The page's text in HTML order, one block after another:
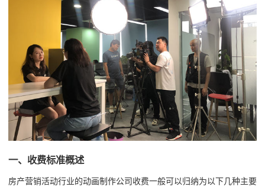
一、收费标准概述
房产营销活动行业的动画制作公司收费一般可以归纳为以下几种主要